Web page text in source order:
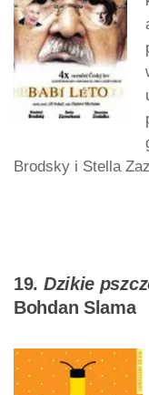
Brodsky i Stella
19. Dzikie
Bohdan Slama